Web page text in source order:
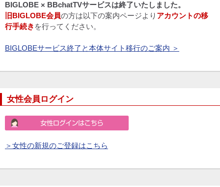
BIGLOBE × BBchatTVサービスは終了いたしました。
旧BIGLOBE会員の方は以下の案内ページより アカウントの移
行手続き を行ってください。
BIGLOBEサービス終了と本体サイト移行のご案内 ＞
女性会員ログイン
＞女性の新規のご登録はこちら